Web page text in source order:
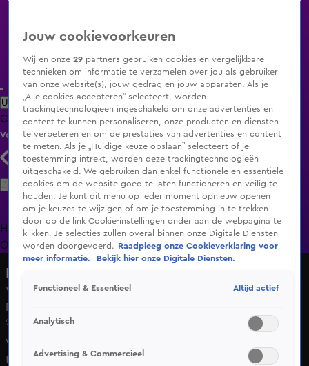
Uitzending Gemist Populaire programma's Zenders Genres
ClipsFilmsRadioSmart TV inlogShop
Volg KIJK
Zoeken
HomeUitzending Gemist Programma's De Bondgenoten
OranjezomerLivestreamsShop
Weer blokkade door actiegroep van goederenspoor bij
Rotterdam
25 apr 2025, 12:06
Voor de vierde keer binnen enkele weken en voor de
tweede dag op rij heeft actiegroep Geef Tegengas het
Jouw cookievoorkeuren
Wij en onze29 partners gebruiken cookies en vergelijkbare
technieken om informatie te verzamelen over jou als gebruiker
van onze website(s), jouw gedrag en jouw apparaten. Als je
„Alle cookies accepteren” selecteert, worden
trackingtechnologieën ingeschakeld om onze advertenties en
content te kunnen personaliseren, onze producten en diensten
te verbeteren en om de prestaties van advertenties en content
te meten. Als je „Huidige keuze opslaan” selecteert of je
toestemming intrekt, worden deze trackingtechnologieën
uitgeschakeld. We gebruiken dan enkel functionele en essentiële
cookies om de website goed te laten functioneren en veilig te
houden. Je kunt dit menu op ieder moment opnieuw openen
om je keuzes te wijzigen of om je toestemming in te trekken
door op de link Cookie-instellingen onder aan de webpagina te
klikken. Je selecties zullen overal binnen onze Digitale Diensten
worden doorgevoerd.
Raadpleeg onze Cookieverklaring voor
meer informatie.
Bekijk hier onze Digitale Diensten.
Functioneel & Essentieel Altijd actief
Analytisch
Advertising & Commercieel